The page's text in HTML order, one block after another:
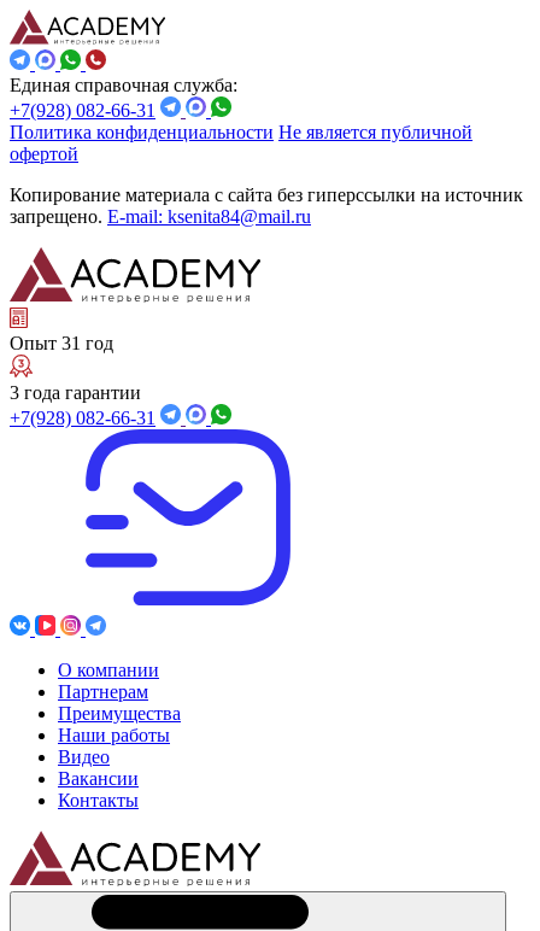
Единая справочная служба:
+7(928) 082-66-31
Политика конфиденциальности Не является публичной
офертой
Копирование материала с сайта без гиперссылки на источник
запрещено. E-mail: ksenita84@mail.ru
Опыт 31 год
3 года гарантии
+7(928) 082-66-31
О компании
Партнерам
Преимущества
Наши работы
Видео
Вакансии
Контакты